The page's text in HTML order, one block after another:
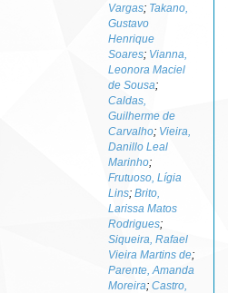
Vargas; Takano,
Gustavo
Henrique
Soares; Vianna,
Leonora Maciel
de Sousa;
Caldas,
Guilherme de
Carvalho; Vieira,
Danillo Leal
Marinho;
Frutuoso, Lígia
Lins; Brito,
Larissa Matos
Rodrigues;
Siqueira, Rafael
Vieira Martins de;
Parente, Amanda
Moreira; Castro,